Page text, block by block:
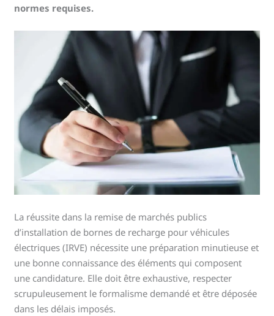
normes requises.
La réussite dans la remise de marchés publics
d’installation de bornes de recharge pour véhicules
électriques (IRVE) nécessite une préparation minutieuse et
une bonne connaissance des éléments qui composent
une candidature. Elle doit être exhaustive, respecter
scrupuleusement le formalisme demandé et être déposée
dans les délais imposés.